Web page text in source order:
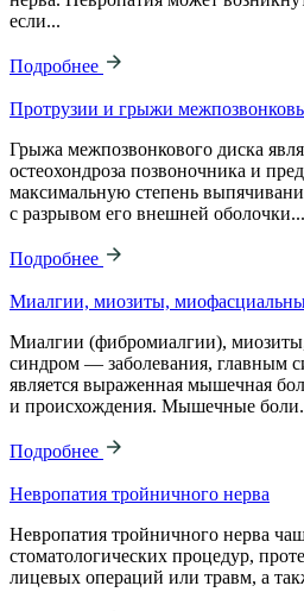
если...
Подробнее
Протрузии и грыжи
Грыжа межпозвонкового диска
остеохондроза позвоночника и
максимальную степень
с разрывом его внешней
Подробнее
Миалгии, миозиты,
Миалгии (фибромиалгии),
синдром — заболевания, главным
является выраженная мышечная
и происхождения. Мышечные
Подробнее
Невропатия тройничного нерва
Невропатия тройничного нерва
стоматологических процедур,
лицевых операций или травм, а